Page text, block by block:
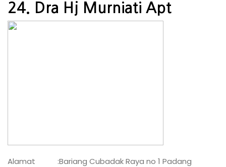
24. Dra Hj Murniati Apt
Alamat :Bariang Cubadak Raya no 1 Padang